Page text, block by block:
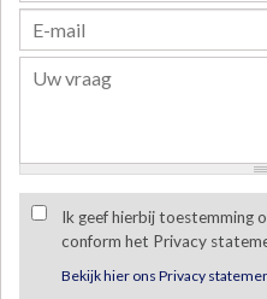
Ik geef hierbij toestemming
conform het Privacy
Bekijk hier ons Privacy